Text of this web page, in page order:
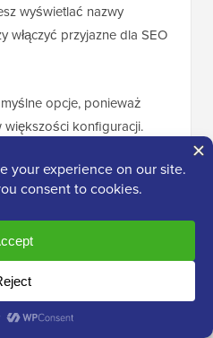
wyświetlać nazwy
włączyć przyjazne dla SEO
opcje, ponieważ
konfiguracji.
przełącznika